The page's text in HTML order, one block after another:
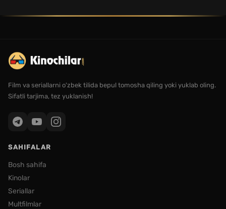
Film va seriallarni o'zbek tilida bepul tomosha qiling yoki yuklab oling.
Sifatli tarjima, tez yuklanish!
SAHIFALAR
Bosh sahifa
Kinolar
Seriallar
Multfilmlar